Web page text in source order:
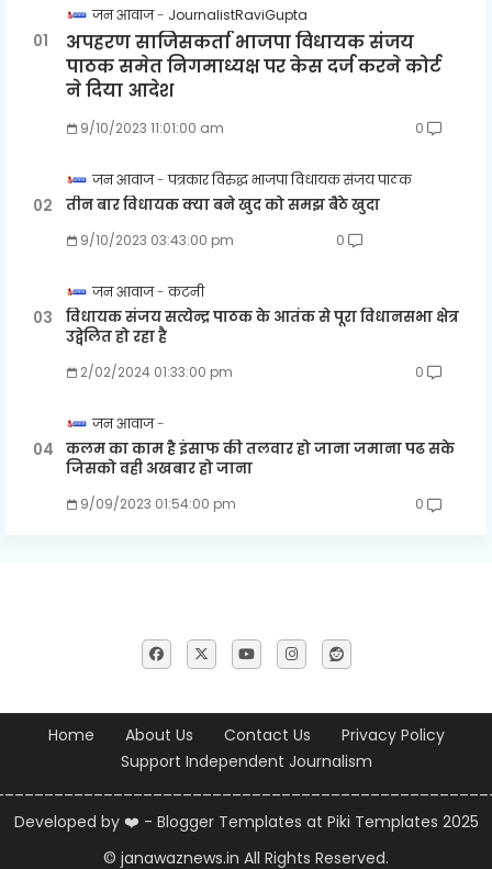
जन आवाज JournalistRaviGupta
अपहरण साजिसकर्ता भाजपा विधायक संजय
पाठक समेत निगमाध्यक्ष पर केस दर्ज करने कोर्ट
ने दिया आदेश
9/10/2023 11:01:00 am 0
जन आवाज पत्रकार विरुद्ध भाजपा विधायक संजय पाठक
तीन बार विधायक क्या बने खुद को समझ बैठे खुदा
9/10/2023 03:43:00 pm 0
जन आवाज कटनी
विधायक संजय सत्येन्द्र पाठक के आतंक से पूरा विधानसभा क्षेत्र
उद्वेलित हो रहा है
2/02/2024 01:33:00 pm 0
जन आवाज
कलम का काम है इंसाफ की तलवार हो जाना जमाना पढ सके
जिसको वही अखबार हो जाना
9/09/2023 01:54:00 pm 0
Home About Us Contact Us
Privacy Policy
Support Independent Journalism
Developed by ❤️ - Blogger Templates at Piki Templates 2025
© janawaznews.in All Rights Reserved.